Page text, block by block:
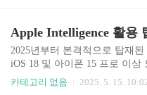
피지선 과다 분비대처: 약산성
이드, 판테놀특징: 신생아부터
저자극 인증보습력: 24시간 이
강화가격대: ★★★☆☆ (100ml
🥈 2위. 일리윤 세라마이드 아
라마이드 캡슐, 병풀추출물특
Apple Intelligence 활용
2025년부터 본격적으로 탑재된
iOS 18 및 아이폰 15 프로 이상
한 개인 맞춤형 AI 시스템입니
카테고리 없음 2025. 5. 15.